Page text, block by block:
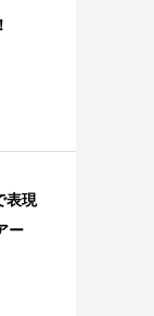
表現
ー